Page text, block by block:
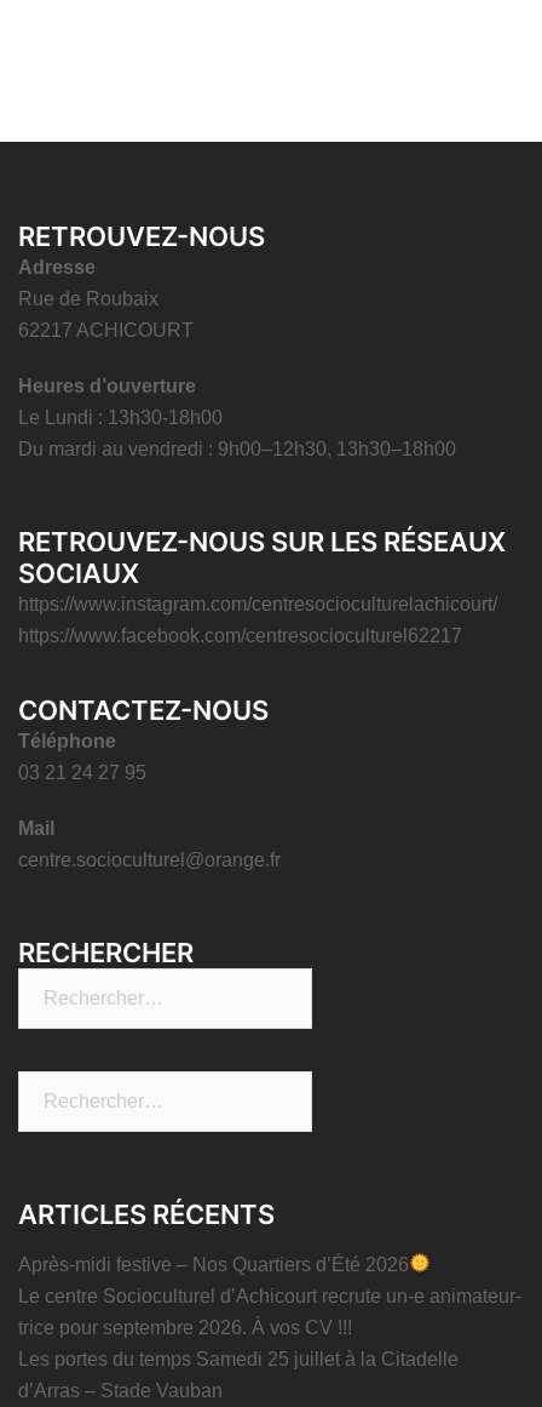
RETROUVEZ-NOUS
Adresse
Rue de Roubaix
62217 ACHICOURT
Heures d’ouverture
Le Lundi : 13h30-18h00
Du mardi au vendredi : 9h00–12h30, 13h30–18h00
RETROUVEZ-NOUS SUR LES RÉSEAUX
SOCIAUX
https://www.instagram.com/centresocioculturelachicourt/
https://www.facebook.com/centresocioculturel62217
CONTACTEZ-NOUS
Téléphone
03 21 24 27 95
Mail
centre.socioculturel@orange.fr
RECHERCHER
ARTICLES RÉCENTS
Après-midi festive – Nos Quartiers d’Été 2026
Le centre Socioculturel d’Achicourt recrute un-e animateur-
trice pour septembre 2026. À vos CV !!!
Les portes du temps Samedi 25 juillet à la Citadelle
d’Arras – Stade Vauban